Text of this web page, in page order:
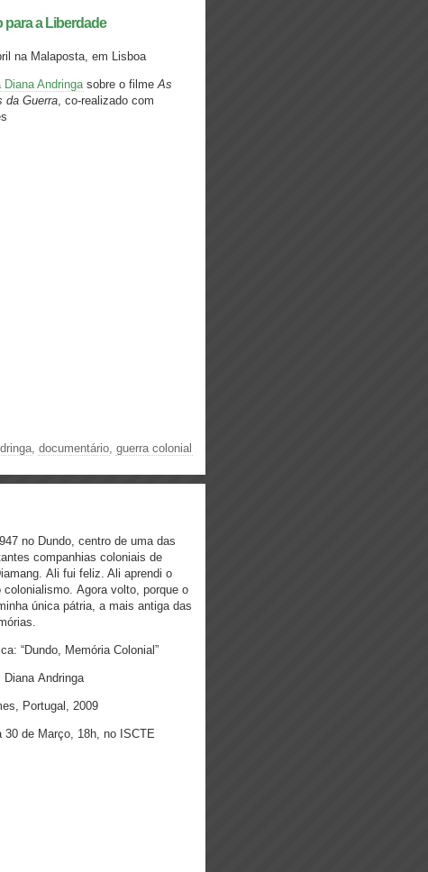
para a Liberdade
na Malaposta, em Lisboa
Andringasobre o filme As
da Guerra, co-realizado com
, documentário, guerra colonial
no Dundo, centro de uma das
companhias coloniais de
Ali fui feliz. Ali aprendi o
colonialismo. Agora volto, porque o
única pátria, a mais antiga das
“Dundo, Memória Colonial”
Diana Andringa
Portugal, 2009
30 de Março, 18h, no ISCTE